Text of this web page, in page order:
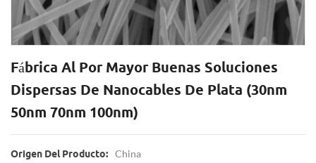
Fábrica Al Por Mayor Buenas Soluciones
Dispersas De Nanocables De Plata (30nm
50nm 70nm 100nm)
Origen Del Producto: China